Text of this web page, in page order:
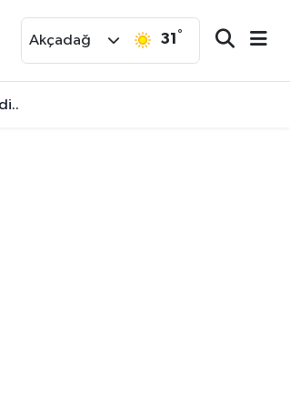
Akçadağ 31 °